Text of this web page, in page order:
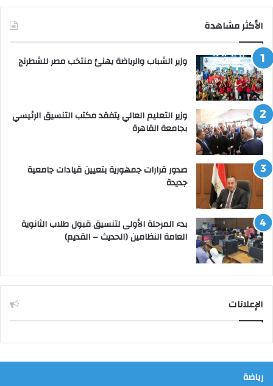
الأكثر مشاهدة
وزير الشباب والرياضة يهنئ منتخب مصر للشطرنج
وزير التعليم العالي يتفقد مكتب التنسيق الرئيسي
بجامعة القاهرة
صدور قرارات جمهورية بتعيين قيادات جامعية
جديدة
بدء المرحلة الأولى لتنسيق قبول طلاب الثانوية
العامة النظامين (الحديث – القديم)
الإعلانات
رياضة